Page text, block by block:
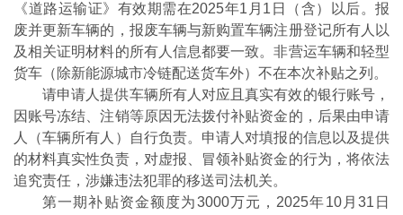
《道路运输证》有效期需在2025年1月1日（含）以后。报
废并更新车辆的，报废车辆与新购置车辆注册登记所有人以
及相关证明材料的所有人信息都要一致。非营运车辆和轻型
货车（除新能源城市冷链配送货车外）不在本次补贴之列。
请申请人提供车辆所有人对应且真实有效的银行账号，
因账号冻结、注销等原因无法拨付补贴资金的，后果由申请
人（车辆所有人）自行负责。申请人对填报的信息以及提供
的材料真实性负责，对虚报、冒领补贴资金的行为，将依法
追究责任，涉嫌违法犯罪的移送司法机关。
第一期补贴资金额度为3000万元，2025年10月31日